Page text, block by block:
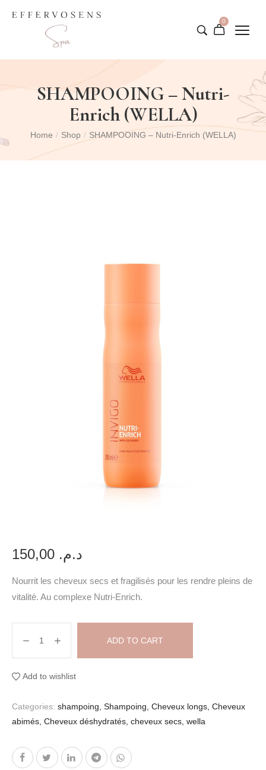
0
SHAMPOOING – Nutri-
Enrich (WELLA)
Home / Shop / SHAMPOOING – Nutri-Enrich (WELLA)
د.م.
Nourrit les cheveux secs et fragilisés pour les rendre pleins de
vitalité. Au complexe Nutri-Enrich.
ADD TO CART
Add to wishlist
Categories: shampoing, Shampoing, Cheveux longs, Cheveux
abimés, Cheveux déshydratés, cheveux secs, wella